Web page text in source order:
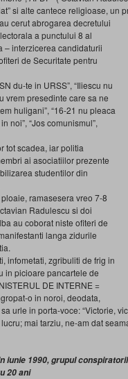
si alte cantece religioase, un
cerut abrogarea decretului
a punctului 8 al
– interzicerea candidaturii
de Securitate pentru
du-te in URSS”, “Iliescu nu
vrem presedinte care sa ne
huligani”, “16-21 nu pleaca
noi”, “Jos comunismul”,
tot scadea, iar politia
ai asociatiilor prezente
studentilor din
ramasesera vreo 7-8
Radulescu si doi
au coborat niste ofiteri de
langa zidurile
infometati, zgribuliti de frig in
in picioare pancartele de
DE INTERNE =
o in noroi, deodata,
urle in porta-voce: “Victorie,
mai tarziu, ne-am dat
iunie 1990, grupul
20 ani